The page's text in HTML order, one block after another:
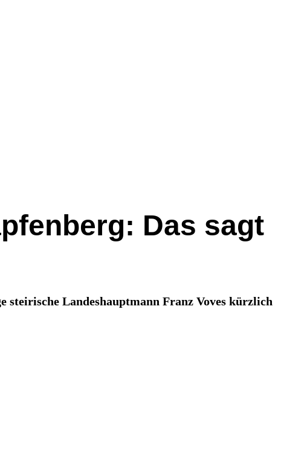
Das sagt
steirische Landeshauptmann Franz Voves kürzlich